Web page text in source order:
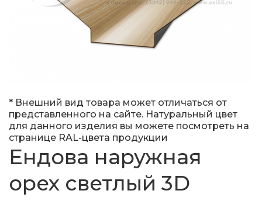
* Внешний вид товара может отличаться от
представленного на сайте. Натуральный цвет
для данного изделия вы можете посмотреть на
странице RAL-цвета продукции
Ендова наружная
орех светлый 3D